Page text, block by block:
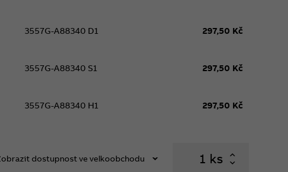
3557G-A88340 D1 297,50 Kč
3557G-A88340 S1 297,50 Kč
3557G-A88340 H1 297,50 Kč
dostupnost ve velkoobchodu ks